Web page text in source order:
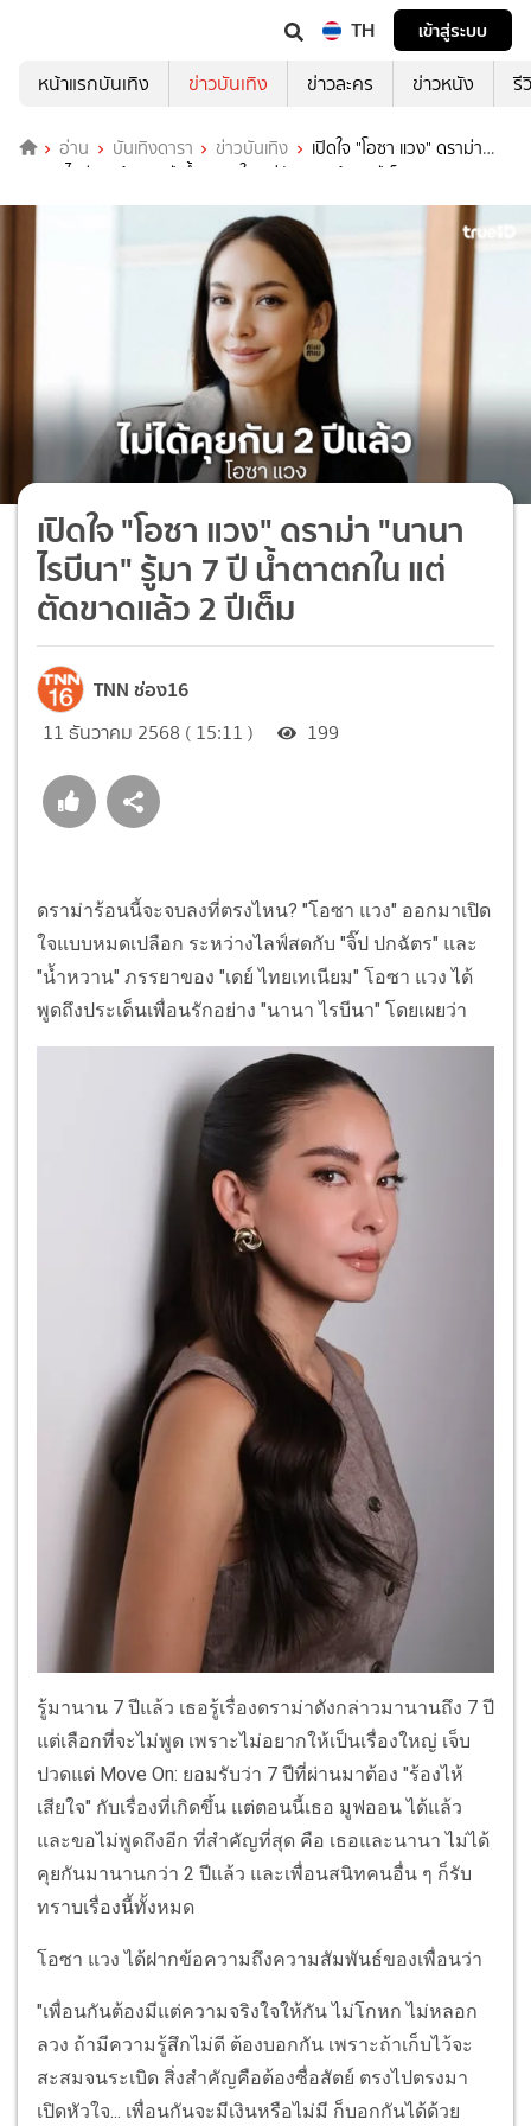
TH
เข้าสู่ระบบ
หน้าแรกบันเทิง
ข่าวบันเทิง ข่าวละคร ข่าวหนัง รี
อ่าน บันเทิงดารา ข่าวบันเทิง
เปิดใจ "โอซา แวง" ดราม่า
"นานา ไรบีนา" รู้มา 7 ปี น้ำตาตกใน แต่ตัดขาดแล้ว 2 ปีเต็ม
เปิดใจ "โอซา แวง" ดราม่า "นานา
ไรบีนา" รู้มา 7 ปี น้ำตาตกใน แต่
ตัดขาดแล้ว 2 ปีเต็ม
TNN ช่อง16
11 ธันวาคม 2568 ( 15:11 ) 199
ดราม่าร้อนนี้จะจบลงที่ตรงไหน? "โอซา แวง" ออกมาเปิด
ใจแบบหมดเปลือก ระหว่างไลฟ์สดกับ "จิ๊ป ปกฉัตร" และ
"น้ำหวาน" ภรรยาของ "เดย์ ไทยเทเนียม" โอซา แวง ได้
พูดถึงประเด็นเพื่อนรักอย่าง "นานา ไรบีนา" โดยเผยว่า
รู้มานาน 7 ปีแล้ว เธอรู้เรื่องดราม่าดังกล่าวมานานถึง 7 ปี
แต่เลือกที่จะไม่พูด เพราะไม่อยากให้เป็นเรื่องใหญ่ เจ็บ
ปวดแต่ Move On: ยอมรับว่า 7 ปีที่ผ่านมาต้อง "ร้องไห้
เสียใจ" กับเรื่องที่เกิดขึ้น แต่ตอนนี้เธอ มูฟออน ได้แล้ว
และขอไม่พูดถึงอีก ที่สำคัญที่สุด คือ เธอและนานา ไม่ได้
คุยกันมานานกว่า 2 ปีแล้ว และเพื่อนสนิทคนอื่น ๆ ก็รับ
ทราบเรื่องนี้ทั้งหมด
โอซา แวง ได้ฝากข้อความถึงความสัมพันธ์ของเพื่อนว่า
"เพื่อนกันต้องมีแต่ความจริงใจให้กัน ไม่โกหก ไม่หลอก
ลวง ถ้ามีความรู้สึกไม่ดี ต้องบอกกัน เพราะถ้าเก็บไว้จะ
สะสมจนระเบิด สิ่งสำคัญคือต้องซื่อสัตย์ ตรงไปตรงมา
เปิดหัวใจ... เพื่อนกันจะมีเงินหรือไม่มี ก็บอกกันได้ด้วย